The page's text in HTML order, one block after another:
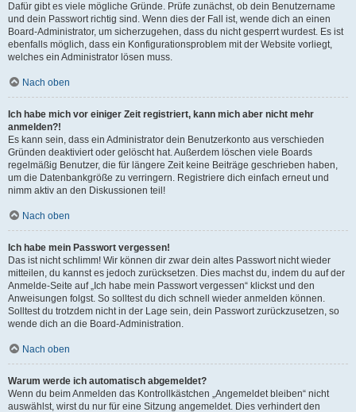
Dafür gibt es viele mögliche Gründe. Prüfe zunächst, ob dein Benutzername
und dein Passwort richtig sind. Wenn dies der Fall ist, wende dich an einen
Board-Administrator, um sicherzugehen, dass du nicht gesperrt wurdest. Es ist
ebenfalls möglich, dass ein Konfigurationsproblem mit der Website vorliegt,
welches ein Administrator lösen muss.
Nach oben
Ich habe mich vor einiger Zeit registriert, kann mich aber nicht mehr
anmelden?!
Es kann sein, dass ein Administrator dein Benutzerkonto aus verschieden
Gründen deaktiviert oder gelöscht hat. Außerdem löschen viele Boards
regelmäßig Benutzer, die für längere Zeit keine Beiträge geschrieben haben,
um die Datenbankgröße zu verringern. Registriere dich einfach erneut und
nimm aktiv an den Diskussionen teil!
Nach oben
Ich habe mein Passwort vergessen!
Das ist nicht schlimm! Wir können dir zwar dein altes Passwort nicht wieder
mitteilen, du kannst es jedoch zurücksetzen. Dies machst du, indem du auf der
Anmelde-Seite auf „Ich habe mein Passwort vergessen“ klickst und den
Anweisungen folgst. So solltest du dich schnell wieder anmelden können.
Solltest du trotzdem nicht in der Lage sein, dein Passwort zurückzusetzen, so
wende dich an die Board-Administration.
Nach oben
Warum werde ich automatisch abgemeldet?
Wenn du beim Anmelden das Kontrollkästchen „Angemeldet bleiben“ nicht
auswählst, wirst du nur für eine Sitzung angemeldet. Dies verhindert den